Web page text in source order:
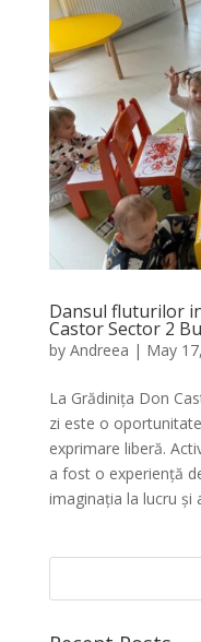
Dansul fluturilor
Castor Sector 2
by Andreea | May
La Grădinița Don
zi este o
exprimare liberă.
a fost o experiență
imaginația la lucru și